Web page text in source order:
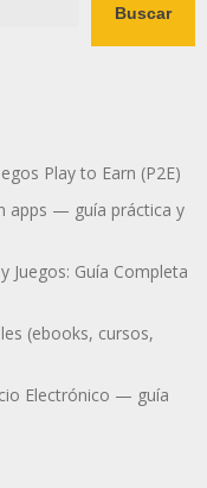
Buscar
Play to Earn (P2E)
apps — guía práctica y
Juegos: Guía Completa
(ebooks, cursos,
Electrónico — guía